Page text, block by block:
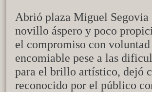
Abrió plaza Miguel Segovia
novillo áspero y poco
el compromiso con
encomiable pese a las
para el brillo artístico, dejó
reconocido por el público